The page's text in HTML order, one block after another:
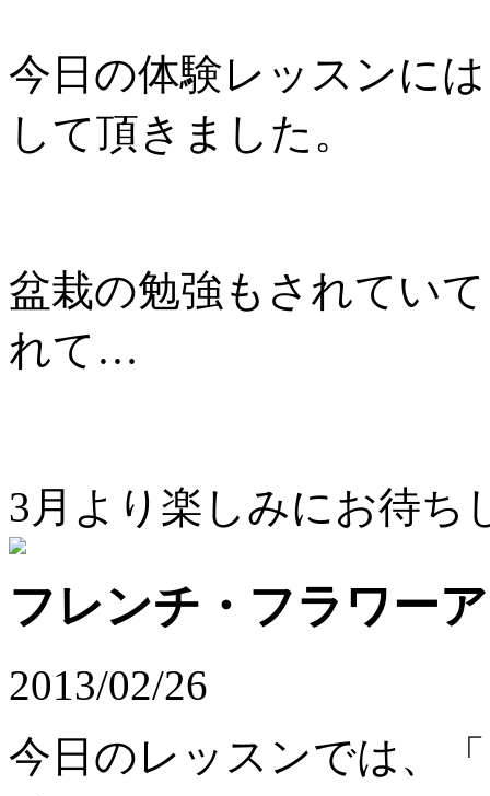
今日の体験レッスンに
して頂きました。
盆栽の勉強もされてい
れて…
3月より楽しみにお待ち
フレンチ・フラワー
2013/02/26
今日のレッスンでは、